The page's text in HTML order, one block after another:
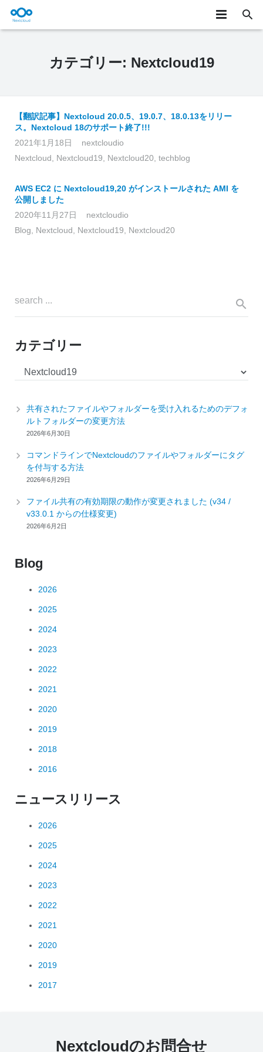
お知らせ/テックブログ
ONLYOFFICE
カテゴリー: Nextcloud19
【翻訳記事】Nextcloud 20.0.5、19.0.7、18.0.13をリリー
ス。Nextcloud 18のサポート終了!!!
2021年1月18日
nextcloudio
Nextcloud
Nextcloud19 Nextcloud20 techblog
AWS EC2 に Nextcloud19,20 がインストールされた AMI を
公開しました
2020年11月27日
nextcloudio
Blog
Nextcloud Nextcloud19 Nextcloud20
カテゴリー
共有されたファイルやフォルダーを受け入れるためのデフォ
ルトフォルダーの変更方法
2026年6月30日
コマンドラインでNextcloudのファイルやフォルダーにタグ
を付与する方法
2026年6月29日
ファイル共有の有効期限の動作が変更されました (v34 /
v33.0.1 からの仕様変更)
2026年6月2日
Blog
2026
2025
2024
2023
2022
2021
2020
2019
2018
2016
ニュースリリース
2026
2025
2024
2023
2022
2021
2020
2019
2017
Nextcloudのお問合せ